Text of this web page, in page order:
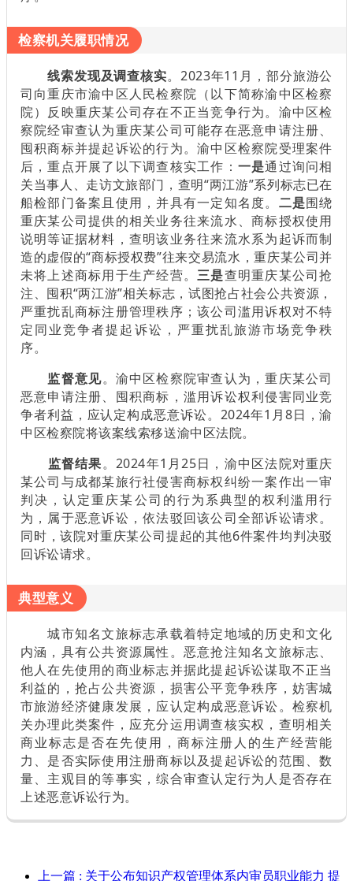
检察机关履职情况
线索发现及调查核实。2023年11月，部分旅游公
司向重庆市渝中区人民检察院（以下简称渝中区检察
院）反映重庆某公司存在不正当竞争行为。渝中区检
察院经审查认为重庆某公司可能存在恶意申请注册、
囤积商标并提起诉讼的行为。渝中区检察院受理案件
后，重点开展了以下调查核实工作： 一是通过询问相
关当事人、走访文旅部门，查明“两江游”系列标志已在
船检部门备案且使用，并具有一定知名度。 二是围绕
重庆某公司提供的相关业务往来流水、商标授权使用
说明等证据材料，查明该业务往来流水系为起诉而制
造的虚假的“商标授权费”往来交易流水，重庆某公司并
未将上述商标用于生产经营。三是查明重庆某公司抢
注、囤积“两江游”相关标志，试图抢占社会公共资源，
严重扰乱商标注册管理秩序；该公司滥用诉权对不特
定同业竞争者提起诉讼，严重扰乱旅游市场竞争秩
序。
监督意见。渝中区检察院审查认为，重庆某公司
恶意申请注册、囤积商标，滥用诉讼权利侵害同业竞
争者利益，应认定构成恶意诉讼。2024年1月8日，渝
中区检察院将该案线索移送渝中区法院。
监督结果。2024年1月25日，渝中区法院对重庆
某公司与成都某旅行社侵害商标权纠纷一案作出一审
判决，认定重庆某公司的行为系典型的权利滥用行
为，属于恶意诉讼，依法驳回该公司全部诉讼请求。
同时，该院对重庆某公司提起的其他6件案件均判决驳
回诉讼请求。
典型意义
城市知名文旅标志承载着特定地域的历史和文化
内涵，具有公共资源属性。恶意抢注知名文旅标志、
他人在先使用的商业标志并据此提起诉讼谋取不正当
利益的，抢占公共资源，损害公平竞争秩序，妨害城
市旅游经济健康发展，应认定构成恶意诉讼。检察机
关办理此类案件，应充分运用调查核实权，查明相关
商业标志是否在先使用，商标注册人的生产经营能
力、是否实际使用注册商标以及提起诉讼的范围、数
量、主观目的等事实，综合审查认定行为人是否存在
上述恶意诉讼行为。
上一篇 : 关于公布知识产权管理体系内审员职业能力 提